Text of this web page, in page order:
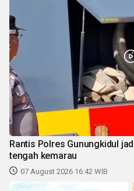
Rantis Polres Gunungkidul
tengah kemarau
07 August 2026 16:42 WIB